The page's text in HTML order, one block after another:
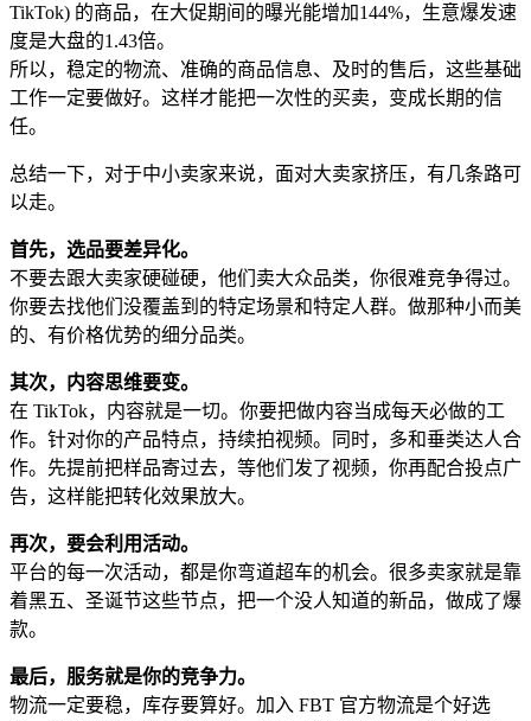
TikTok) 的商品，在大促期间的曝光能增加144%，生意爆发速
度是大盘的1.43倍。
所以，稳定的物流、准确的商品信息、及时的售后，这些基础
工作一定要做好。这样才能把一次性的买卖，变成长期的信
任。
总结一下，对于中小卖家来说，面对大卖家挤压，有几条路可
以走。
首先，选品要差异化。
不要去跟大卖家硬碰硬，他们卖大众品类，你很难竞争得过。
你要去找他们没覆盖到的特定场景和特定人群。做那种小而美
的、有价格优势的细分品类。
其次，内容思维要变。
在 TikTok，内容就是一切。你要把做内容当成每天必做的工
作。针对你的产品特点，持续拍视频。同时，多和垂类达人合
作。先提前把样品寄过去，等他们发了视频，你再配合投点广
告，这样能把转化效果放大。
再次，要会利用活动。
平台的每一次活动，都是你弯道超车的机会。很多卖家就是靠
着黑五、圣诞节这些节点，把一个没人知道的新品，做成了爆
款。
最后，服务就是你的竞争力。
物流一定要稳，库存要算好。加入 FBT 官方物流是个好选